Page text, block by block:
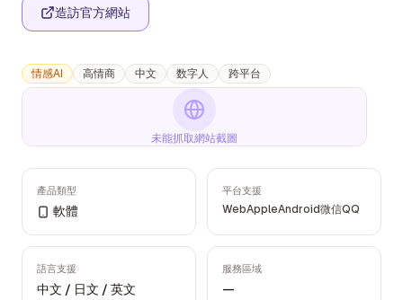
造訪官方網站
情感AI 高情商 中文 数字人 跨平台
未能抓取網站截圖
產品類型
軟體
平台支援
WebAppleAndroid微信QQ
語言支援
中文 / 日文 / 英文
服務區域
—